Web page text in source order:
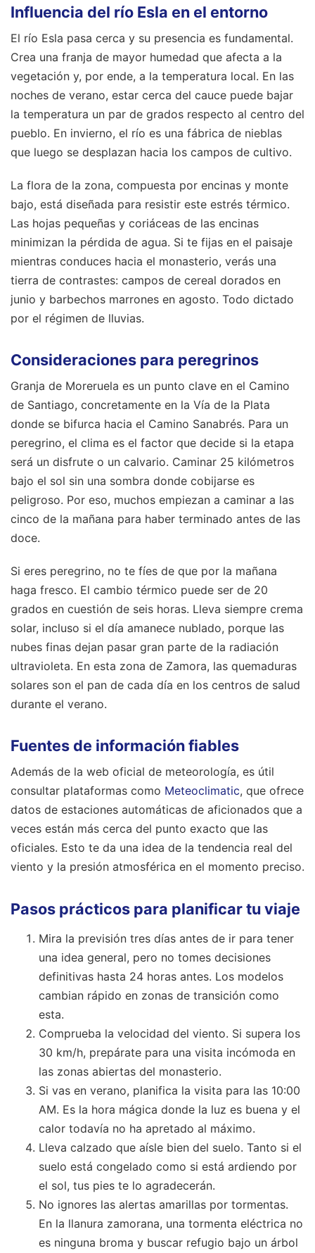
Influencia del río Esla en el entorno
El río Esla pasa cerca y su presencia es fundamental.
Crea una franja de mayor humedad que afecta a la
vegetación y, por ende, a la temperatura local. En las
noches de verano, estar cerca del cauce puede bajar
la temperatura un par de grados respecto al centro del
pueblo. En invierno, el río es una fábrica de nieblas
que luego se desplazan hacia los campos de cultivo.
La flora de la zona, compuesta por encinas y monte
bajo, está diseñada para resistir este estrés térmico.
Las hojas pequeñas y coriáceas de las encinas
minimizan la pérdida de agua. Si te fijas en el paisaje
mientras conduces hacia el monasterio, verás una
tierra de contrastes: campos de cereal dorados en
junio y barbechos marrones en agosto. Todo dictado
por el régimen de lluvias.
Consideraciones para peregrinos
Granja de Moreruela es un punto clave en el Camino
de Santiago, concretamente en la Vía de la Plata
donde se bifurca hacia el Camino Sanabrés. Para un
peregrino, el clima es el factor que decide si la etapa
será un disfrute o un calvario. Caminar 25 kilómetros
bajo el sol sin una sombra donde cobijarse es
peligroso. Por eso, muchos empiezan a caminar a las
cinco de la mañana para haber terminado antes de las
doce.
Si eres peregrino, no te fíes de que por la mañana
haga fresco. El cambio térmico puede ser de 20
grados en cuestión de seis horas. Lleva siempre crema
solar, incluso si el día amanece nublado, porque las
nubes finas dejan pasar gran parte de la radiación
ultravioleta. En esta zona de Zamora, las quemaduras
solares son el pan de cada día en los centros de salud
durante el verano.
Fuentes de información fiables
Además de la web oficial de meteorología, es útil
consultar plataformas como Meteoclimatic, que ofrece
datos de estaciones automáticas de aficionados que a
veces están más cerca del punto exacto que las
oficiales. Esto te da una idea de la tendencia real del
viento y la presión atmosférica en el momento preciso.
Pasos prácticos para planificar tu viaje
Mira la previsión tres días antes de ir para tener
una idea general, pero no tomes decisiones
definitivas hasta 24 horas antes. Los modelos
cambian rápido en zonas de transición como
esta.
Comprueba la velocidad del viento. Si supera los
30 km/h, prepárate para una visita incómoda en
las zonas abiertas del monasterio.
Si vas en verano, planifica la visita para las 10:00
AM. Es la hora mágica donde la luz es buena y el
calor todavía no ha apretado al máximo.
Lleva calzado que aísle bien del suelo. Tanto si el
suelo está congelado como si está ardiendo por
el sol, tus pies te lo agradecerán.
No ignores las alertas amarillas por tormentas.
En la llanura zamorana, una tormenta eléctrica no
es ninguna broma y buscar refugio bajo un árbol